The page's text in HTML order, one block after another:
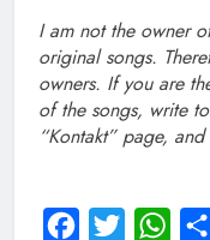
I am not the owner
original songs.
owners. If you are
of the songs, write
“Kontakt” page,
Facebook
Twitter